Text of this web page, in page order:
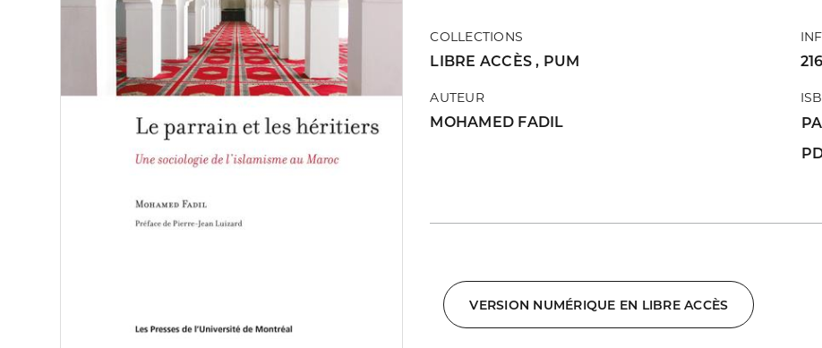
COLLECTIONS
LIBRE ACCÈS, PUM
AUTEUR
MOHAMED FADIL
VERSION NUMÉRIQUE EN LIBRE ACCÈS